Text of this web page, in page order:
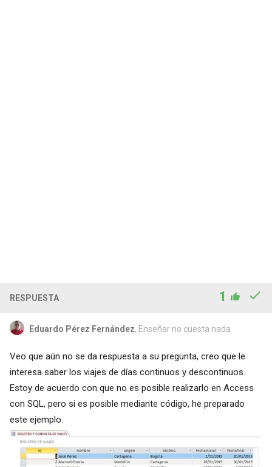
RESPUESTA 1
Eduardo Pérez Fernández, Enseñar no cuesta nada
Veo que aún no se da respuesta a su pregunta, creo que le
interesa saber los viajes de días continuos y descontinuos.
Estoy de acuerdo con que no es posible realizarlo en Access
con SQL, pero si es posible mediante código, he preparado
este ejemplo.